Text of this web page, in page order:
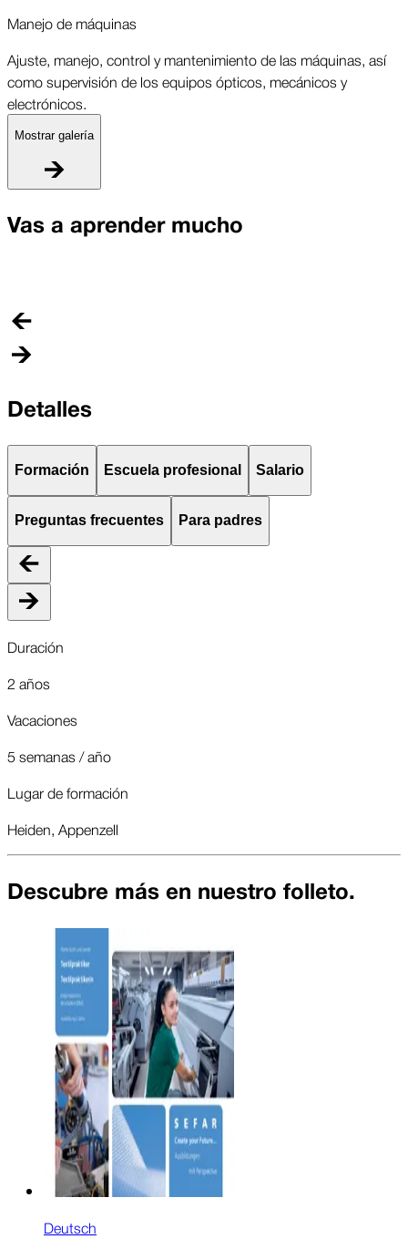
Manejo de máquinas
Ajuste, manejo, control y mantenimiento de las máquinas, así
como supervisión de los equipos ópticos, mecánicos y
electrónicos.
Mostrar galería
Vas a aprender mucho
Detalles
Formación Escuela profesional Salario
Preguntas frecuentes Para padres
Duración
2 años
Vacaciones
5 semanas / año
Lugar de formación
Heiden, Appenzell
Descubre más en nuestro folleto.
Deutsch